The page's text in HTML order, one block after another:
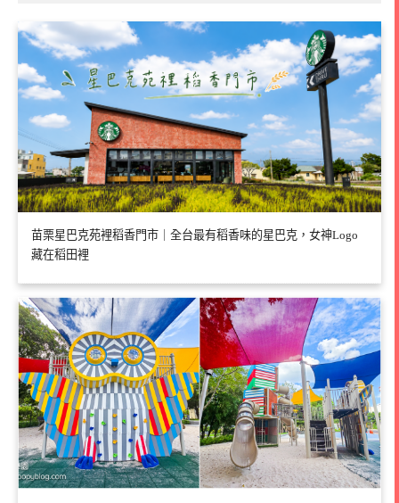
苗栗星巴克苑裡稻香門市｜全台最有稻香味的星巴克，女神Logo
藏在稻田裡